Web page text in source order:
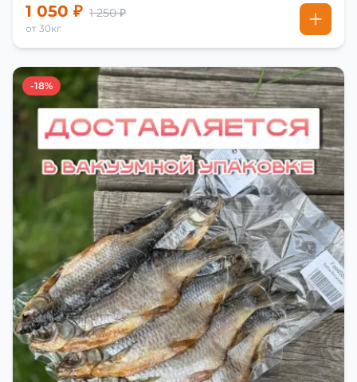
1 050 ₽ 1 250 ₽
от 30кг
-18%